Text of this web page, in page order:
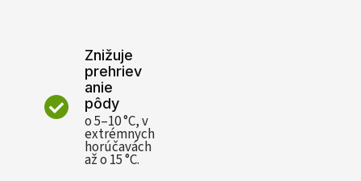
Znižuje
prehriev
anie
pôdy
o 5–10 °C, v
extrémnych
horúčavách
až o 15 °C.